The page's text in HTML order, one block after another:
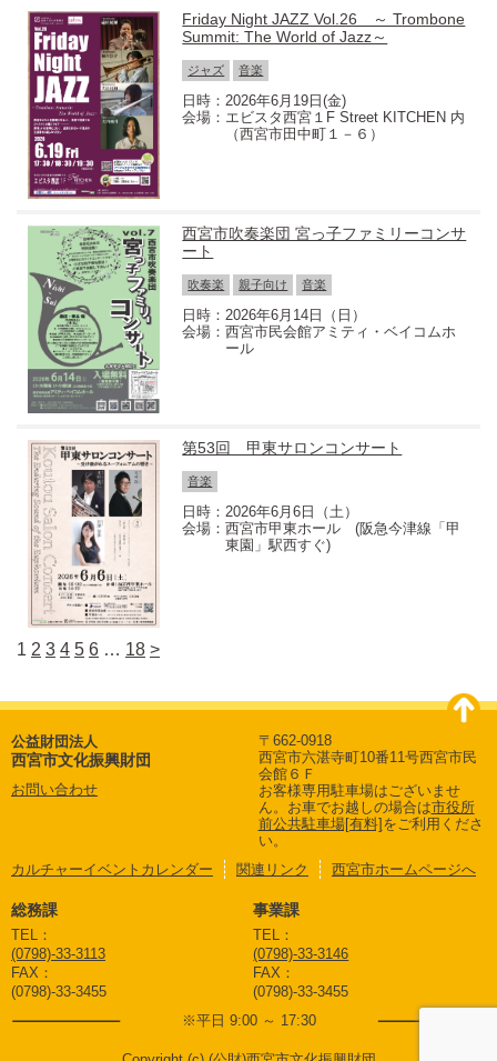
Friday Night JAZZ Vol.26 ～ Trombone
Summit: The World of Jazz～
ジャズ 音楽
2026年6月19日(金)
エビスタ西宮１F Street KITCHEN 内
（西宮市田中町１－６）
西宮市吹奏楽団 宮っ子ファミリーコンサ
ート
吹奏楽 親子向け 音楽
2026年6月14日（日）
西宮市民会館アミティ・ベイコムホ
ール
第53回 甲東サロンコンサート
音楽
2026年6月6日（土）
西宮市甲東ホール (阪急今津線「甲
東園」駅西すぐ)
1 2 3 4 5 6 … 18 >
公益財団法人
西宮市文化振興財団
お問い合わせ
カルチャーイベントカレンダー 関連リンク 西宮市ホームページへ
〒662-0918
西宮市六湛寺町10番11号西宮市民
会館６Ｆ
お客様専用駐車場はございませ
ん。 お車でお越しの場合は市役所
前公共駐車場[有料] をご利用くださ
い。
総務課
TEL：
(0798)-33-3113
FAX：
(0798)-33-3455
事業課
TEL：
(0798)-33-3146
FAX：
(0798)-33-3455
※平日 9:00 ～ 17:30